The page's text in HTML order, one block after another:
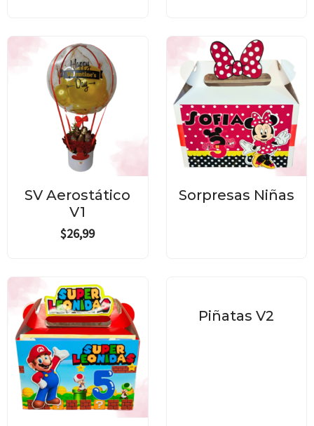
SV Aerostático
V1
$26,99
Sorpresas Niñas
Piñatas V2